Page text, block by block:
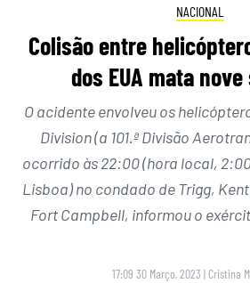
NACIONAL
Colisão entre
dos EUA mata
O acidente envolveu os
Division (a 101.ª Divisão
ocorrido às 22:00 (hora local,
Lisboa) no condado de Trigg,
Fort Campbell, informou o
17:09 30 Março, 2023 | Cristina